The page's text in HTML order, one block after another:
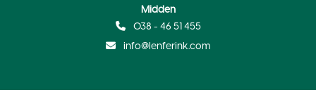
Midden
038 - 46 51 455
info@lenferink.com